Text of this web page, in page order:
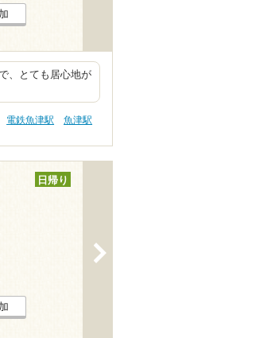
、とても居心地が
電鉄魚津駅
魚津駅
日帰り